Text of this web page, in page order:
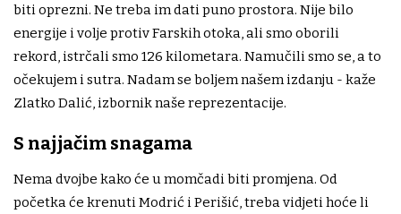
biti oprezni. Ne treba im dati puno prostora. Nije bilo
energije i volje protiv Farskih otoka, ali smo oborili
rekord, istrčali smo 126 kilometara. Namučili smo se, a to
očekujem i sutra. Nadam se boljem našem izdanju - kaže
Zlatko Dalić, izbornik naše reprezentacije.
S najjačim snagama
Nema dvojbe kako će u momčadi biti promjena. Od
početka će krenuti Modrić i Perišić, treba vidjeti hoće li